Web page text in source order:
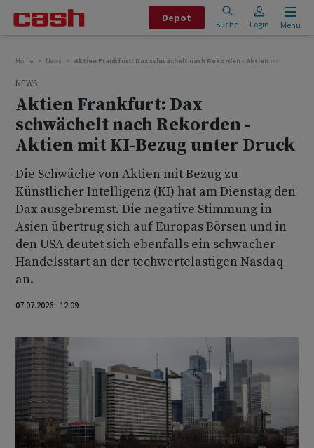
Depot
Suche Login Menu
Home News Aktien Frankfurt: Dax schwächelt nach Rekorden - Aktien mit KI-
NEWS
Aktien Frankfurt: Dax
schwächelt nach Rekorden -
Aktien mit KI-Bezug unter Druck
Die Schwäche von Aktien mit Bezug zu
Künstlicher Intelligenz (KI) hat am Dienstag den
Dax ausgebremst. Die negative Stimmung in
Asien übertrug sich auf Europas Börsen und in
den USA deutet sich ebenfalls ein schwacher
Handelsstart an der techwertelastigen Nasdaq
an.
07.07.2026 12:09